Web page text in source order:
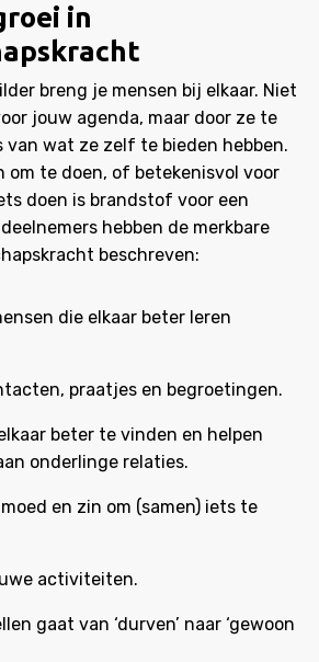
in
breng je mensen bij elkaar. Niet
jouw agenda, maar door ze te
van wat ze zelf te bieden hebben.
om te doen, of betekenisvol voor
doen is brandstof voor een
hebben de merkbare
beschreven:
die elkaar beter leren
praatjes en begroetingen.
beter te vinden en helpen
onderlinge relaties.
en zin om (samen) iets te
activiteiten.
gaat van ‘durven’ naar ‘gewoon